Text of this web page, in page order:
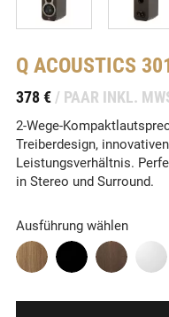
Q ACOUSTICS
378 € / PAAR INKL.
2-Wege-
Treiberdesign,
Leistungsverhältnis.
in Stereo und Surround.
Ausführung wählen